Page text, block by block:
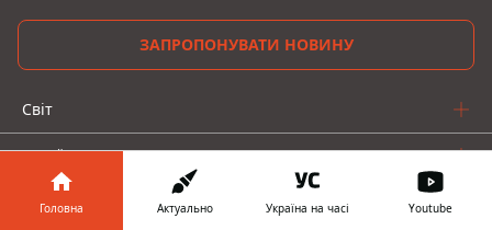
ЗАПРОПОНУВАТИ НОВИНУ
Світ
Україна
Київ
Головна Актуально Україна на часі Youtube